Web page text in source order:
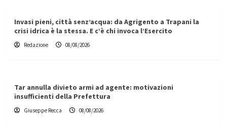
Invasi pieni, città senz’acqua: da Agrigento a Trapani la
crisi idrica è la stessa. E c’è chi invoca l’Esercito
Redazione 08/08/2026
Tar annulla divieto armi ad agente: motivazioni
insufficienti della Prefettura
Giuseppe Recca 08/08/2026